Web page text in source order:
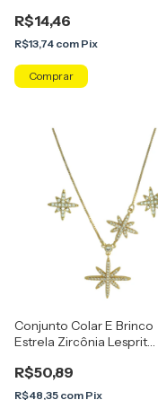
R$14,46
R$13,74 com Pix
Comprar
Conjunto Colar E Brinco
Estrela Zircônia Lesprit
R$50,89
R$48,35 com Pix